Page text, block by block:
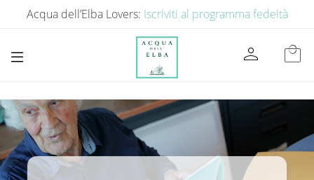
Acqua dell’Elba Lovers: Iscriviti al programma fedeltà
person local_mall